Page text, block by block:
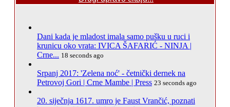
Dani kada je mladost imala samo pušku u ruci i
krunicu oko vrata: IVICA ŠAFARIĆ - NINJA |
Crne... 18 seconds ago
Srpanj 2017: 'Zelena noć' - četnički dernek na
Petrovoj Gori | Crne Mambe | Press 23 seconds ago
20. siječnja 1617. umro je Faust Vrančić, poznati